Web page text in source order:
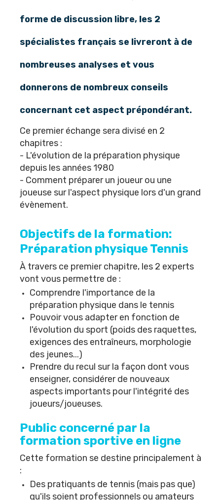
forme de discussion libre, les 2
spécialistes français se livreront à de
nombreuses analyses et vous
donnerons de nombreux conseils
concernant cet aspect prépondérant.
Ce premier échange sera divisé en 2
chapitres :
- L'évolution de la préparation physique
depuis les années 1980
- Comment préparer un joueur ou une
joueuse sur l'aspect physique lors d'un grand
évènement.
Objectifs de la formation:
Préparation physique Tennis
À travers ce premier chapitre, les 2 experts
vont vous permettre de :
Comprendre l'importance de la
préparation physique dans le tennis
Pouvoir vous adapter en fonction de
l'évolution du sport (poids des raquettes,
exigences des entraîneurs, morphologie
des jeunes...)
Prendre du recul sur la façon dont vous
enseigner, considérer de nouveaux
aspects importants pour l'intégrité des
joueurs/joueuses.
Public concerné par la
formation sportive en ligne
Cette formation se destine principalement à
:
Des pratiquants de tennis (mais pas que)
qu'ils soient professionnels ou amateurs